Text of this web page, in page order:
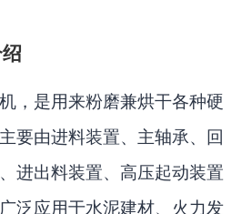
，是用来粉磨兼烘干各种硬
要由进料装置、主轴承、回
进出料装置、高压起动装置
泛应用于水泥建材、火力发